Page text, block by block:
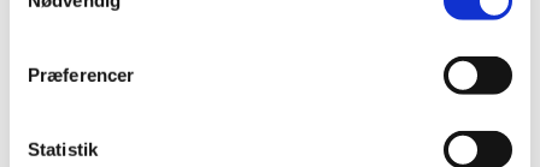
Præferencer
Statistik
Du vil måske også kunne